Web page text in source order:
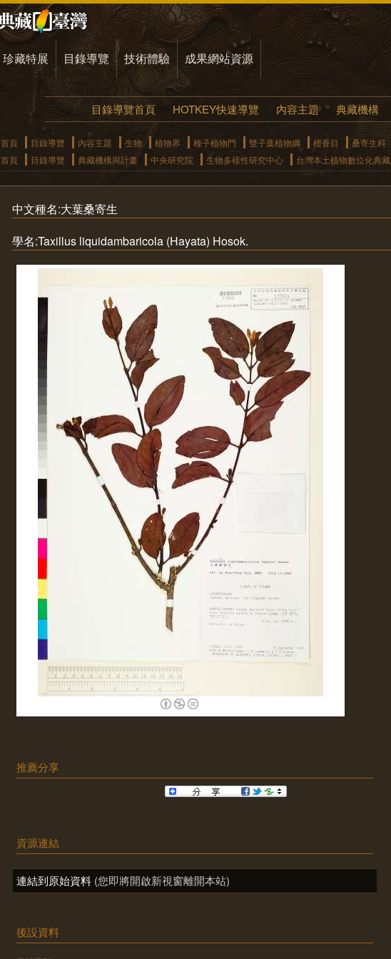
珍藏特展 目錄導覽 技術體驗 成果網站資源
目錄導覽首頁 HOTKEY快速導覽 內容主題 典藏機構
首頁 目錄導覽 內容主題 生物 植物界 種子植物門 雙子葉植物綱 檀香目
桑寄生科
首頁
目錄導覽 典藏機構與計畫 中央研究院 生物多樣性研究中心 台灣本土植物數位化典藏
中文種名:大葉桑寄生
學名:Taxillus liquidambaricola (Hayata) Hosok.
推薦分享
資源連結
連結到原始資料 (您即將開啟新視窗離開本站)
後設資料